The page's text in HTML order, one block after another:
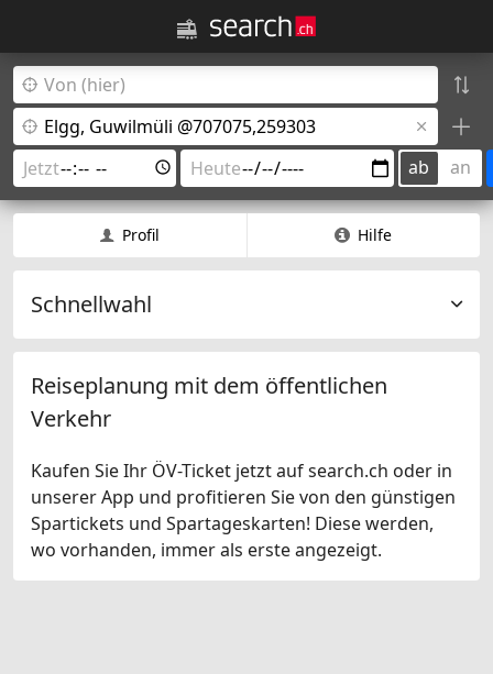
ab an
Profil Hilfe
Schnellwahl
Reiseplanung mit dem öffentlichen
Verkehr
Kaufen Sie Ihr ÖV-Ticket jetzt auf search.ch oder in
unserer App und profitieren Sie von den günstigen
Spartickets und Spartageskarten! Diese werden,
wo vorhanden, immer als erste angezeigt.